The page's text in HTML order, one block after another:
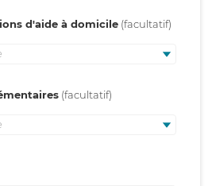
d'aide à domicile